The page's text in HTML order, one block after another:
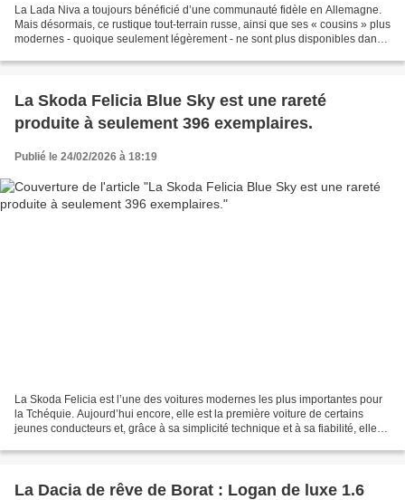
La Lada Niva a toujours bénéficié d’une communauté fidèle en Allemagne.
Mais désormais, ce rustique tout-terrain russe, ainsi que ses « cousins » plus
modernes - quoique seulement légèrement - ne sont plus disponibles dans
La Skoda Felicia Blue Sky est une rareté
produite à seulement 396 exemplaires.
Publié le 24/02/2026 à 18:19
La Skoda Felicia est l’une des voitures modernes les plus importantes pour
la Tchéquie. Aujourd’hui encore, elle est la première voiture de certains
jeunes conducteurs et, grâce à sa simplicité technique et à sa fiabilité, elle
La Dacia de rêve de Borat : Logan de luxe 1.6